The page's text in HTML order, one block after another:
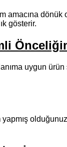
amacına
gösterir.
uygun